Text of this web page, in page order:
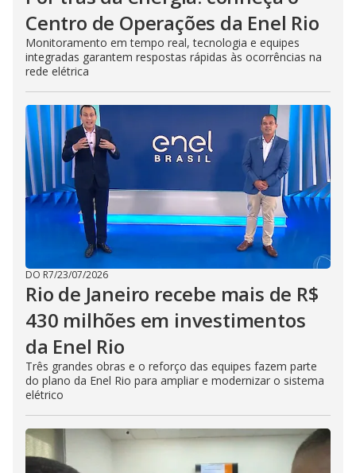
Centro de Operações da Enel Rio
Monitoramento em tempo real, tecnologia e equipes
integradas garantem respostas rápidas às ocorrências na
rede elétrica
DO R7/23/07/2026
Rio de Janeiro recebe mais de R$
430 milhões em investimentos
da Enel Rio
Três grandes obras e o reforço das equipes fazem parte
do plano da Enel Rio para ampliar e modernizar o sistema
elétrico